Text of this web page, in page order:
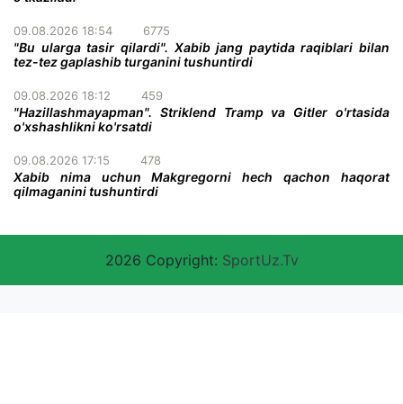
09.08.2026 18:54 6775
"Bu ularga tasir qilardi". Xabib jang paytida raqiblari bilan
tez-tez gaplashib turganini tushuntirdi
09.08.2026 18:12 459
"Hazillashmayapman". Striklend Tramp va Gitler o'rtasida
o'xshashlikni ko'rsatdi
09.08.2026 17:15 478
Xabib nima uchun Makgregorni hech qachon haqorat
qilmaganini tushuntirdi
2026 Copyright: SportUz.Tv